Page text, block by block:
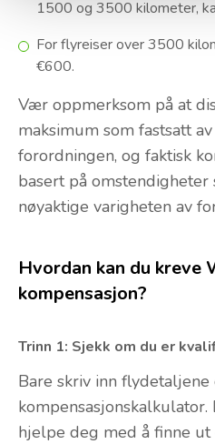
1500 og 3500 kilometer,
For flyreiser over 3500
€600.
Vær oppmerksom på at
maksimum som fastsatt
forordningen, og faktisk
basert på
nøyaktige varigheten av
Hvordan kan du kreve
kompensasjon?
Trinn 1: Sjekk om du er
Bare skriv inn
hjelpe deg med å finne